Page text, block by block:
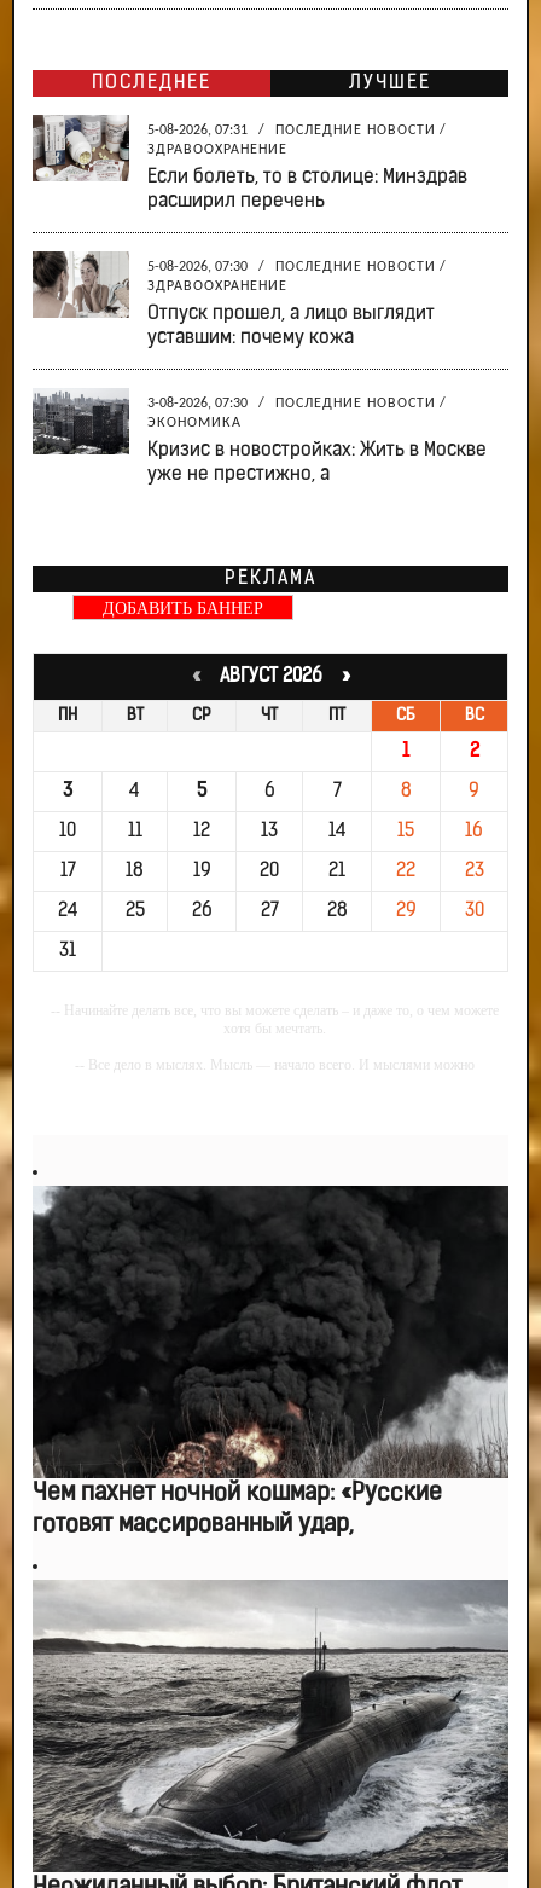
ПОСЛЕДНЕЕ ЛУЧШЕЕ
5-08-2026, 07:31 / ПОСЛЕДНИЕ НОВОСТИ /
ЗДРАВООХРАНЕНИЕ
Если болеть, то в столице: Минздрав
расширил перечень
5-08-2026, 07:30 / ПОСЛЕДНИЕ НОВОСТИ /
ЗДРАВООХРАНЕНИЕ
Отпуск прошел, а лицо выглядит
уставшим: почему кожа
3-08-2026, 07:30 / ПОСЛЕДНИЕ НОВОСТИ /
ЭКОНОМИКА
Кризис в новостройках: Жить в Москве
уже не престижно, а
РЕКЛАМА
ДОБАВИТЬ БАННЕР
«АВГУСТ 2026 »
ПН ВТ СР ЧТ ПТ СБ ВС
1 2
3 4 5 6 7 8 9
10 11 12 13 14 15 16
17 18 19 20 21 22 23
24 25 26 27 28 29 30
31
-- Начинайте делать все, что вы можете сделать – и даже то, о чем можете
хотя бы мечтать.
-- Все дело в мыслях. Мысль — начало всего. И мыслями можно
-- Самое большое богатство — это ум. Самая большая нищета — глупость.
Из всех страхов самый пугающий — самолюбование.
-- Лучшее, что можно сделать с хорошим советом, это пропустить его
мимо ушей. Он никогда не бывает полезен никому, кроме того, кто его дал.
-- Люблю давать советы и очень не люблю, когда их дают мне.
Чем пахнет ночной кошмар: «Русские
готовят массированный удар,